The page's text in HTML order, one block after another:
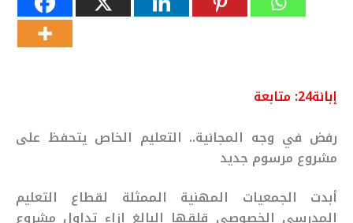
إبانة24: متابعة
رفض في وجه المجانية.. التعليم الخاص يتحفظ على
مشروع مرسوم جديد
أبدت الجمعيات المهنية الممثلة لقطاع التعليم
المدرسي الخصوصي قلقها البالغ إزاء تداول مشروع